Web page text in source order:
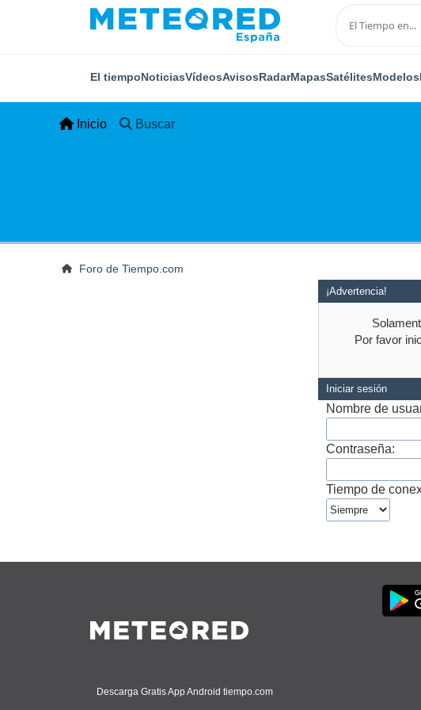
El tiempoNoticiasVídeosAvisosRadarMapasSatélitesModelos
Inicio Buscar
Foro de Tiempo.com
¡Advertencia!
Por favor
Iniciar sesión
Nombre de
Contraseña:
Tiempo de
Descarga Gratis App Android tiempo.com